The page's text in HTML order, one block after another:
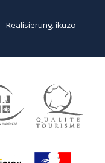
- Realisierung:ikuzo